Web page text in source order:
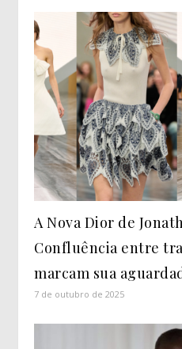
A Nova Dior de
Confluência entre
marcam sua
7 de outubro de 2025